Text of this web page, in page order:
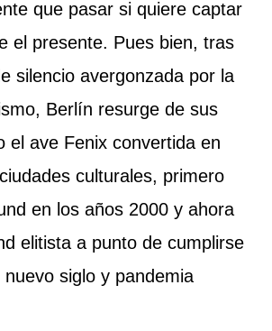
que pasar si quiere captar
el presente. Pues bien, tras
silencio avergonzada por la
Berlín resurge de sus
el ave Fenix convertida en
culturales, primero
en los años 2000 y ahora
elitista a punto de cumplirse
siglo y pandemia